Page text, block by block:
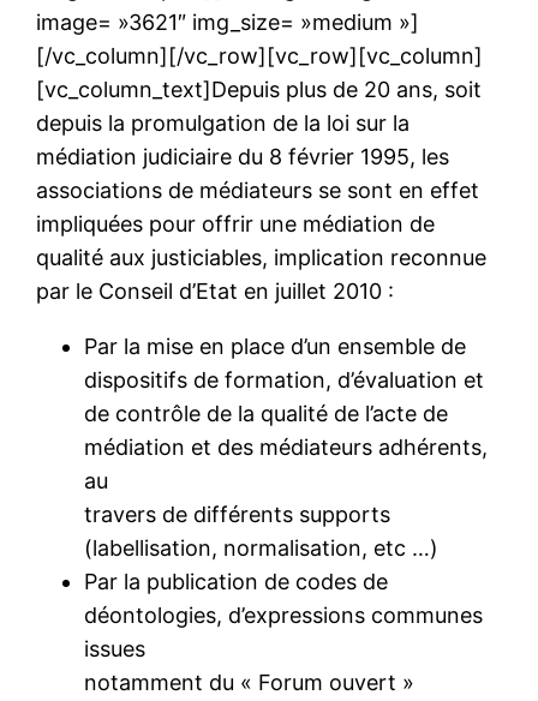
image= »3621″ img_size= »medium »]
[/vc_column][/vc_row][vc_row][vc_column]
[vc_column_text]Depuis plus de 20 ans, soit
depuis la promulgation de la loi sur la
médiation judiciaire du 8 février 1995, les
associations de médiateurs se sont en effet
impliquées pour offrir une médiation de
qualité aux justiciables, implication reconnue
par le Conseil d’Etat en juillet 2010 :
Par la mise en place d’un ensemble de
dispositifs de formation, d’évaluation et
de contrôle de la qualité de l’acte de
médiation et des médiateurs adhérents,
au
travers de différents supports
(labellisation, normalisation, etc …)
Par la publication de codes de
déontologies, d’expressions communes
issues
notamment du « Forum ouvert »